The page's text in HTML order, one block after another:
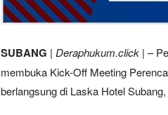
SUBANG | Deraphukum.click | –
membuka Kick-Off Meeting
berlangsung di Laska Hotel